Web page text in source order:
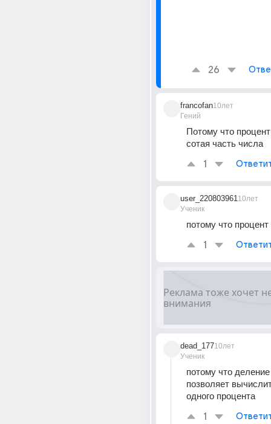
26
francofan
Гений
10лет
Потому что
сотая часть числа
1
user_220803961
Ученик
10лет
потому что
1
dead_177
Ученик
10лет
потому что
позволяет
одного процента
1